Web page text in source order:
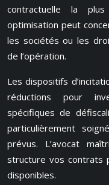
contractuelle la plus
optimisation peut
les sociétés ou les
de l’opération.
Les dispositifs
réductions pour
spécifiques de
particulièrement
prévus. L’avocat
structure vos contrats
disponibles.